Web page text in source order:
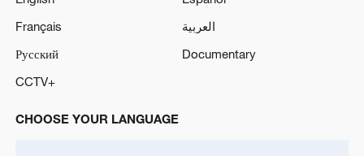
Français
العربية
Русский
Documentary
CCTV+
CHOOSE YOUR LANGUAGE